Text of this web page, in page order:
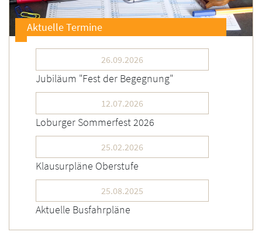
Aktuelle Termine
26.09.2026
Jubiläum "Fest der Begegnung"
12.07.2026
Loburger Sommerfest 2026
25.02.2026
Klausurpläne Oberstufe
25.08.2025
Aktuelle Busfahrpläne